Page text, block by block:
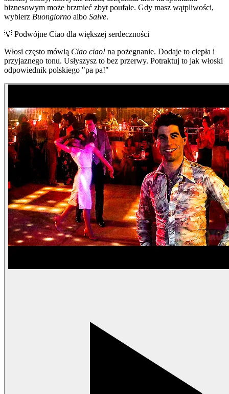
biznesowym może brzmieć zbyt poufale. Gdy masz wątpliwości,
wybierz Buongiorno albo Salve.
💡 Podwójne Ciao dla większej serdeczności
Włosi często mówią Ciao ciao! na pożegnanie. Dodaje to ciepła i
przyjaznego tonu. Usłyszysz to bez przerwy. Potraktuj to jak włoski
odpowiednik polskiego "pa pa!"